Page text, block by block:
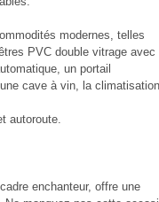
modernes, telles
PVC double vitrage avec
un portail
cave à vin, la
autoroute.
enchanteur, offre une